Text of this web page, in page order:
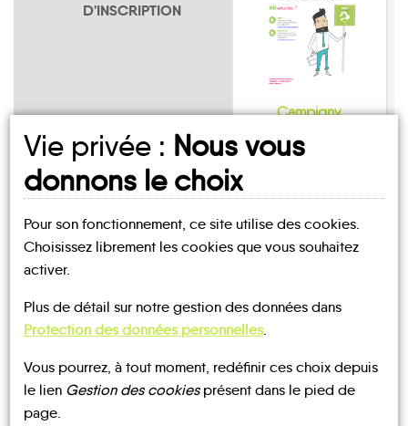
D'INSCRIPTION
Campigny
UN AVIS, UN TÉMOIGNAGE
À PARTAGER ?
CONTACTEZ-NOUS !
Vie privée : Nous vous
donnons le choix
Pour son fonctionnement, ce site utilise des cookies.
Choisissez librement les cookies que vous souhaitez
activer.
Plus de détail sur notre gestion des données dans
Protection des données personnelles.
Vous pourrez, à tout moment, redéfinir ces choix depuis
le lien Gestion des cookiesprésent dans le pied de
page.